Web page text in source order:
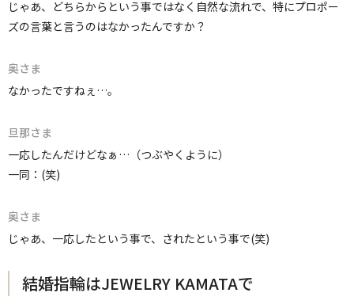
じゃあ、どちらからという事ではなく自然な流れで、特にプロポー
ズの言葉と言うのはなかったんですか？
奥さま
なかったですねぇ…。
旦那さま
一応したんだけどなぁ…（つぶやくように）
一同：(笑)
奥さま
じゃあ、一応したという事で、されたという事で(笑)
結婚指輪はJEWELRY KAMATAで